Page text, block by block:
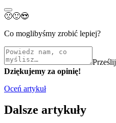
🙁🙂😍
Co moglibyśmy zrobić lepiej?
Prześlij
Dziękujemy za opinię!
Oceń artykuł
Dalsze artykuły